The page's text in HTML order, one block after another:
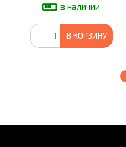
в наличии
В КОРЗИНУ